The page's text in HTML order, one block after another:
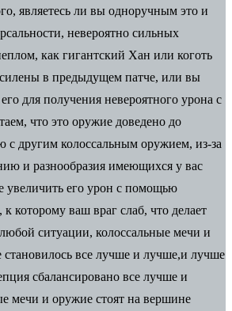
являетесь ли вы одноручным это и
невероятно сильных
как гигантский Хан или коготь
в предыдущем патче, или вы
для получения невероятного урона с
что это оружие доведено до
с другим колоссальным оружием, из-за
и разнообразия имеющихся у вас
увеличить его урон с помощью
к которому ваш враг слаб, что делает
ситуации, колоссальные мечи и
становилось все лучше и лучше,и лучше
сбалансировано все лучше и
мечи и оружие стоят на вершине